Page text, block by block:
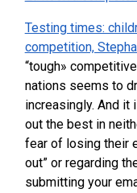
Testing times:
competition,
“tough»
nations seems to
increasingly. And it
out the best in
fear of losing their
out” or regarding
submitting your